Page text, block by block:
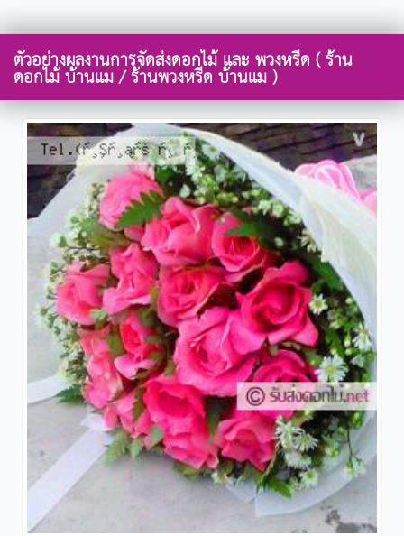
ตัวอย่างผลงานการจัดส่งดอกไม้ และ พวงหรีด ( ร้าน
ดอกไม้ บ้านแม / ร้านพวงหรีด บ้านแม )